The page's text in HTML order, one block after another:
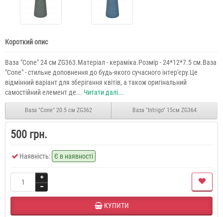
Короткий опис
Ваза "Сone" 24 см ZG363.Матеріал - кераміка.Розмір - 24*12*7.5 см.Ваза
"Сone" - стильне доповнення до будь-якого сучасного інтер'єру.Це
відмінний варіант для зберігання квітів, а також оригінальний
самостійний елемент де... Читати далі...
Ваза "Сone" 20.5 см ZG362 Ваза "Intrigo" 15см ZG364
500 грн.
Наявність: Є в наявності
КУПИТИ